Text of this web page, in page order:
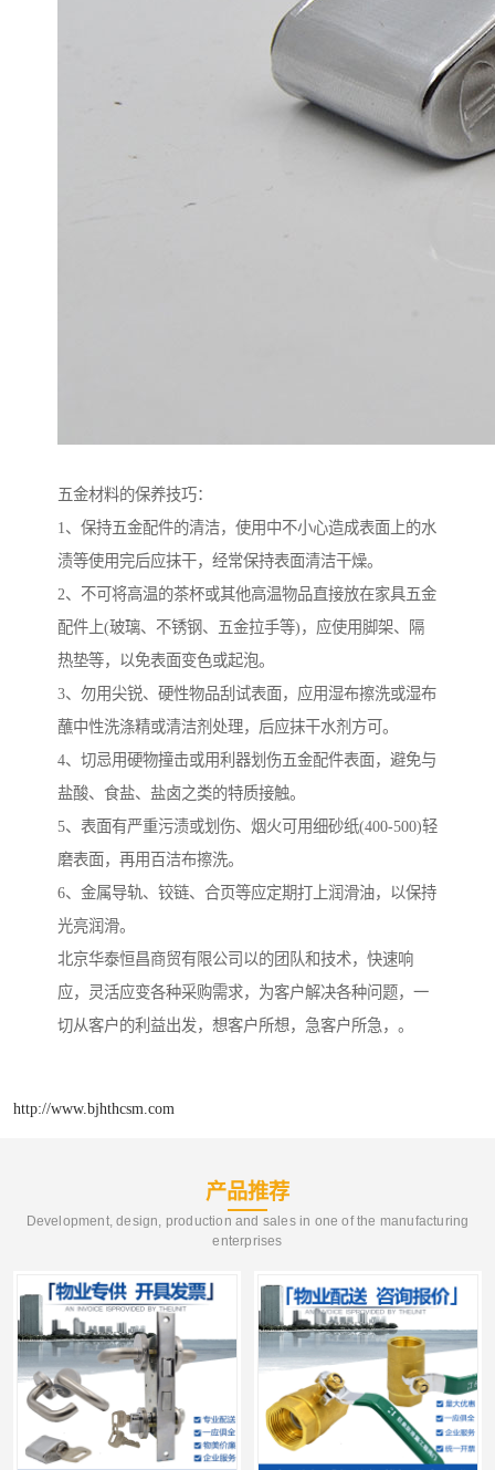
五金材料的保养技巧：
1、保持五金配件的清洁，使用中不小心造成表面上的水
渍等使用完后应抹干，经常保持表面清洁干燥。
2、不可将高温的茶杯或其他高温物品直接放在家具五金
配件上(玻璃、不锈钢、五金拉手等)，应使用脚架、隔
热垫等，以免表面变色或起泡。
3、勿用尖锐、硬性物品刮试表面，应用湿布擦洗或湿布
蘸中性洗涤精或清洁剂处理，后应抹干水剂方可。
4、切忌用硬物撞击或用利器划伤五金配件表面，避免与
盐酸、食盐、盐卤之类的特质接触。
5、表面有严重污渍或划伤、烟火可用细砂纸(400-500)轻
磨表面，再用百洁布擦洗。
6、金属导轨、铰链、合页等应定期打上润滑油，以保持
光亮润滑。
北京华泰恒昌商贸有限公司以的团队和技术，快速响
应，灵活应变各种采购需求，为客户解决各种问题，一
切从客户的利益出发，想客户所想，急客户所急，。
http://www.bjhthcsm.com
产品推荐
Development, design, production and sales in one of the manufacturing
enterprises